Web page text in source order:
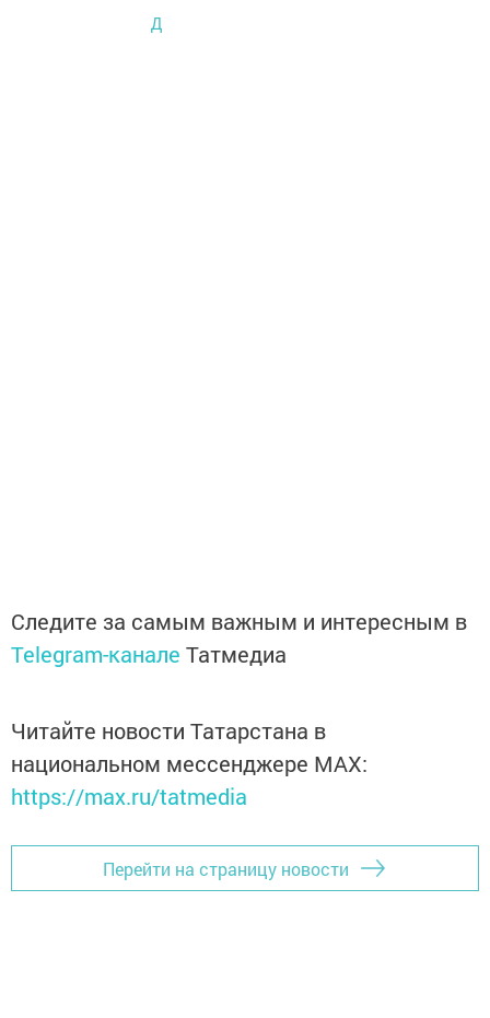
660
Д
Следите за самым важным и интересным в
Telegram-канале Татмедиа
Читайте новости Татарстана в
национальном мессенджере MАХ:
https://max.ru/tatmedia
Перейти на страницу новости